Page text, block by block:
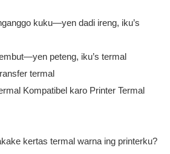
kuku—yen dadi ireng, iku’s
peteng, iku’s termal
termal
kertas termal warna ing printerku?